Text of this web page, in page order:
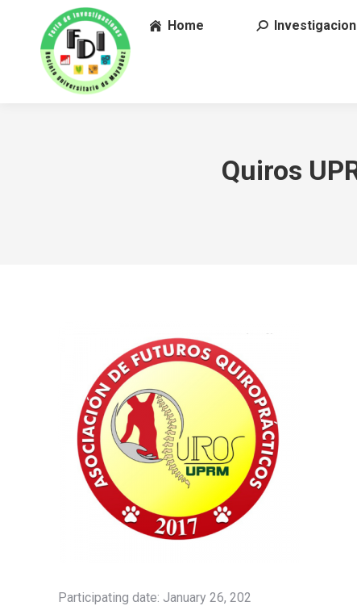
Home
Quiros
Participating date: January 26, 202